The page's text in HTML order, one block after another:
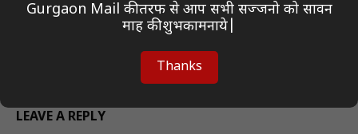
Author On Desk
LEAVE A REPLY
Gurgaon Mail की तरफ से आप सभी सज्जनो को सावन
माह की शुभकामनाये|
Thanks